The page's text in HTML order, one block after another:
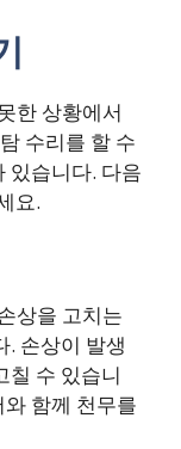
한 상황에서
수리를 할 수
있습니다. 다음
요.
상을 고치는
. 손상이 발생
칠 수 있습니
함께 천무를